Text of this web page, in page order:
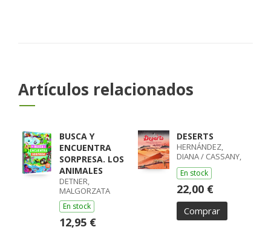
Artículos relacionados
BUSCA Y
ENCUENTRA
SORPRESA. LOS
ANIMALES
DETNER,
MALGORZATA
En stock
12,95 €
DESERTS
HERNÁNDEZ,
DIANA / CASSANY,
MIA
En stock
22,00 €
Comprar